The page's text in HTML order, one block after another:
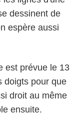
dessinent de
espère aussi
est prévue le 13
doigts pour que
droit au même
ensuite.